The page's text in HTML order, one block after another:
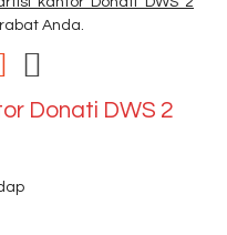
Anda.
Donati DWS 2